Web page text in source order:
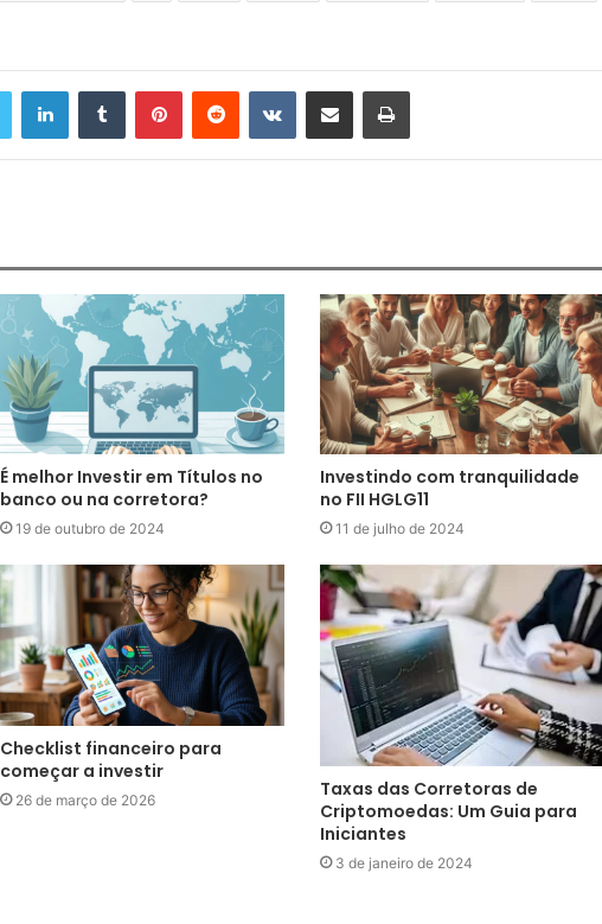
É melhor Investir em Títulos no
banco ou na corretora?
19 de outubro de 2024
Investindo com tranquilidade
no FII HGLG11
11 de julho de 2024
Checklist financeiro para
começar a investir
26 de março de 2026
Taxas das Corretoras de
Criptomoedas: Um Guia para
Iniciantes
3 de janeiro de 2024